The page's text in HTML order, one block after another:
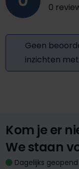
0
Geen
inzichten
Kom je er
We staan
Dagelijks geopend